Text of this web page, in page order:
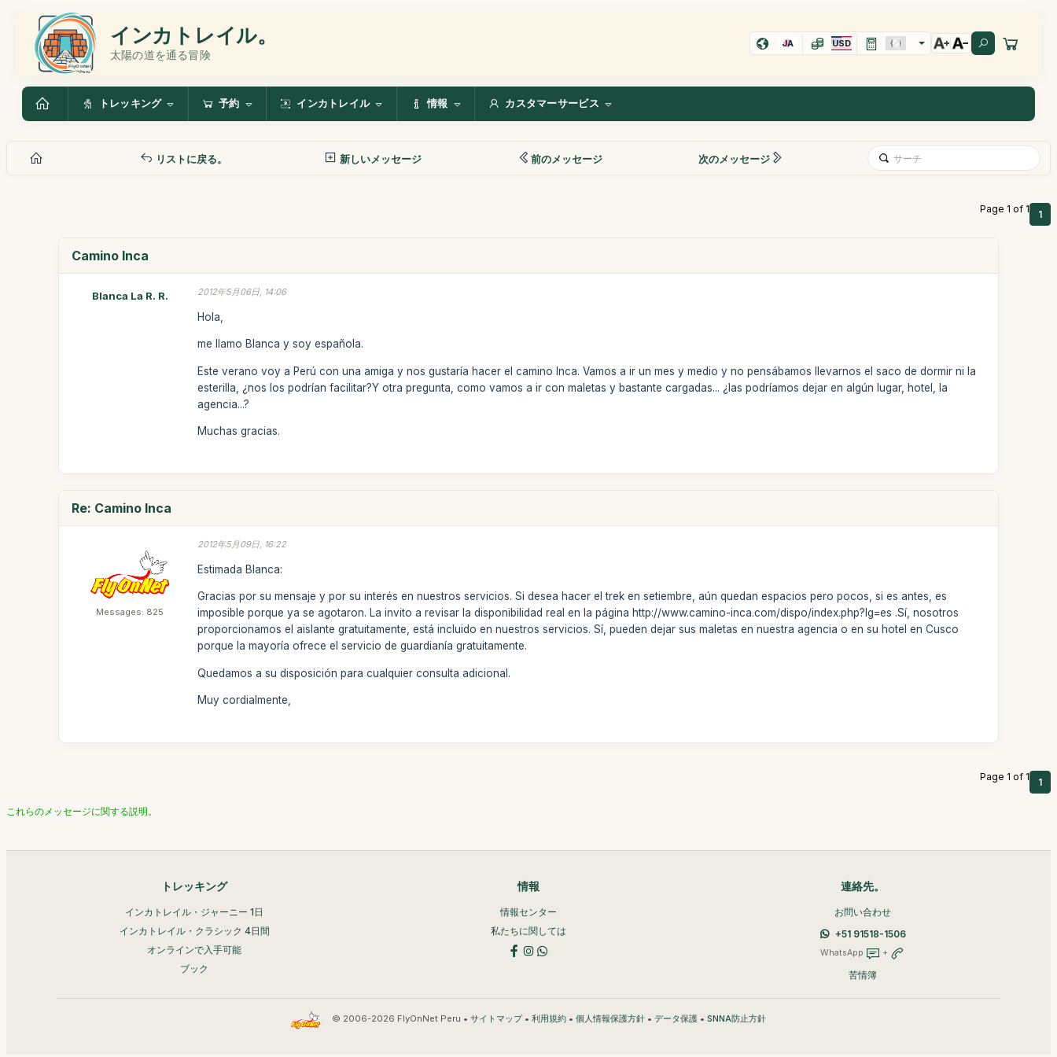
インカトレイル。
太陽の道を通る冒険
JA USD
トレッキング 予約 インカトレイル 情報 カスタマーサービス
リストに戻る。 新しいメッセージ 前のメッセージ 次のメッセージ
Page 1 of 1 1
Camino Inca
Blanca La R. R. 2012年5月06日, 14:06
Hola,
me llamo Blanca y soy española.
Este verano voy a Perú con una amiga y nos gustaría hacer el camino Inca. Vamos a ir un mes y medio y no pensábamos llevarnos el saco de dormir ni la
esterilla, ¿nos los podrían facilitar?Y otra pregunta, como vamos a ir con maletas y bastante cargadas... ¿las podríamos dejar en algún lugar, hotel, la
agencia...?
Muchas gracias.
Re: Camino Inca
Messages: 825
2012年5月09日, 16:22
Estimada Blanca:
Gracias por su mensaje y por su interés en nuestros servicios. Si desea hacer el trek en setiembre, aún quedan espacios pero pocos, si es antes, es
imposible porque ya se agotaron. La invito a revisar la disponibilidad real en la página http://www.camino-inca.com/dispo/index.php?lg=es .Sí, nosotros
proporcionamos el aislante gratuitamente, está incluido en nuestros servicios. Sí, pueden dejar sus maletas en nuestra agencia o en su hotel en Cusco
porque la mayoría ofrece el servicio de guardianía gratuitamente.
Quedamos a su disposición para cualquier consulta adicional.
Muy cordialmente,
Page 1 of 1 1
これらのメッセージに関する説明。
トレッキング
インカトレイル・ジャーニー 1日
インカトレイル・クラシック 4日間
オンラインで入手可能
ブック
情報
情報センター
私たちに関しては
連絡先。
お問い合わせ
+51 91518-1506
WhatsApp +
苦情簿
© 2006-2026 FlyOnNet Peru •サイトマップ•利用規約 •個人情報保護方針 •データ保護 •SNNA防止方針